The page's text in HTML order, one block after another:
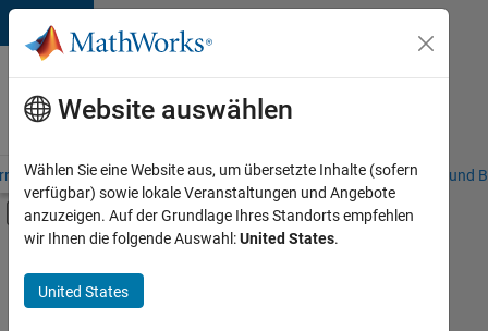
Weiter zum Inhalt
Karriere
bei
MathWorks
– Übersicht Stellensuche Niederlassungen Studierende und
Umschaltung für Off-Canvas-
Hauptinhalt
Praktika
Information Technology
+7
Website auswählen
Wählen Sie eine Website aus, um übersetzte Inhalte (sofern
verfügbar) sowie lokale Veranstaltungen und Angebote
anzuzeigen. Auf der Grundlage Ihres Standorts empfehlen
wir Ihnen die folgende Auswahl:United States.
United States